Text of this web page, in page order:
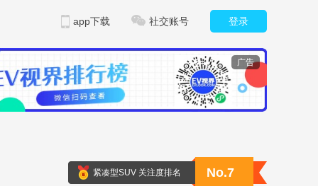
登录
社交账号
app下载
广告
紧凑型SUV 关注度排名 No.7